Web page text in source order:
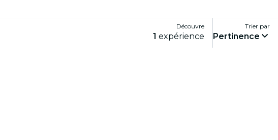
Découvre
1 expérience
Trier par
Pertinence